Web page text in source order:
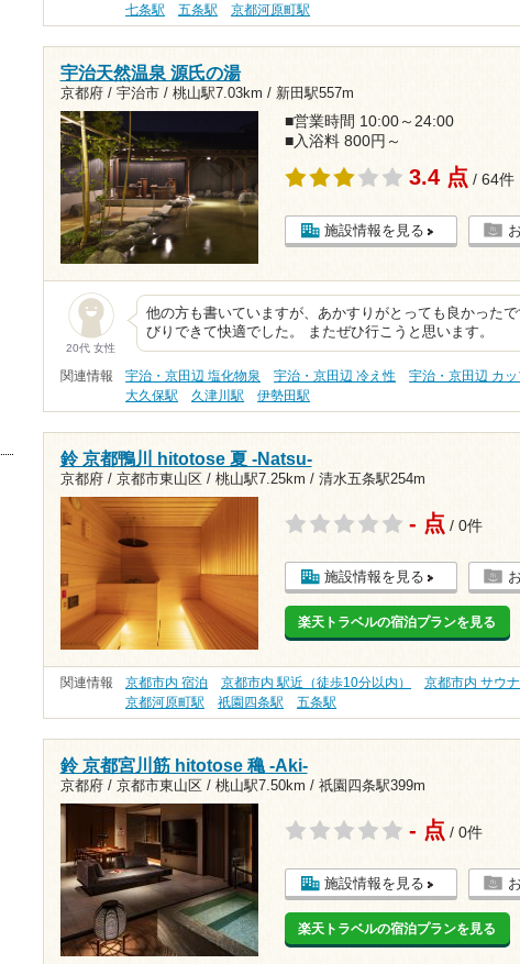
七条駅
五条駅 京都河原町駅
宇治天然温泉 源氏の湯
京都府 / 宇治市 / 桃山駅7.03km / 新田駅557m
■営業時間 10:00～24:00
■入浴料 800円～
3.4 点 / 64件
施設情報を見る
20代 女性
他の方も書いていますが、あかすりがとっても良かった
びりできて快適でした。 またぜひ行こうと思います。
関連情報 宇治・京田辺 塩化物泉 宇治・京田辺 冷え性 宇治・京田辺 カ
大久保駅
久津川駅 伊勢田駅
鈴 京都鴨川 hitotose 夏 -Natsu-
京都府 / 京都市東山区 / 桃山駅7.25km / 清水五条駅254m
- 点 / 0件
施設情報を見る
楽天トラベルの宿泊プランを見る
関連情報 京都市内 宿泊 京都市内 駅近（徒歩10分以内） 京都市内 サウナ
京都河原町駅
祇園四条駅 五条駅
鈴 京都宮川筋 hitotose 穐 -Aki-
京都府 / 京都市東山区 / 桃山駅7.50km / 祇園四条駅399m
- 点 / 0件
施設情報を見る
楽天トラベルの宿泊プランを見る